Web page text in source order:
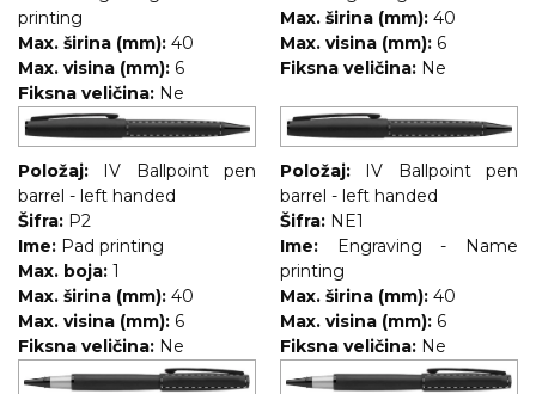
printing
Max. širina (mm): 40
Max. visina (mm): 6
Fiksna veličina: Ne
Max. širina (mm): 40
Max. visina (mm): 6
Fiksna veličina: Ne
Položaj:
IV Ballpoint pen
barrel - left handed
Šifra: P2
Ime: Pad printing
Max. boja: 1
Max. širina (mm): 40
Max. visina (mm): 6
Fiksna veličina: Ne
Položaj:
IV Ballpoint pen
barrel - left handed
Šifra: NE1
Ime:
Engraving - Name
printing
Max. širina (mm): 40
Max. visina (mm): 6
Fiksna veličina: Ne